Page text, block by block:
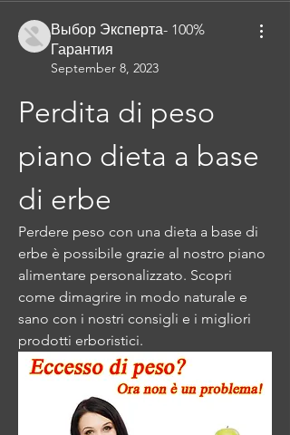
Выбор Эксперта- 100%
Гарантия
September 8, 2023
Perdita di peso
piano dieta a base
di erbe
Perdere peso con una dieta a base di
erbe è possibile grazie al nostro piano
alimentare personalizzato. Scopri
come dimagrire in modo naturale e
sano con i nostri consigli e i migliori
prodotti erboristici.